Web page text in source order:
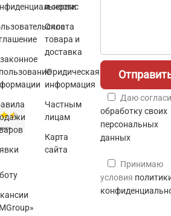
и сервис
Оплата
товара и
доставка
Юридическая
информация
Частным
лицам
Карта
сайта
Даю
обработку своих
персональных
данных
Принимаю
условия